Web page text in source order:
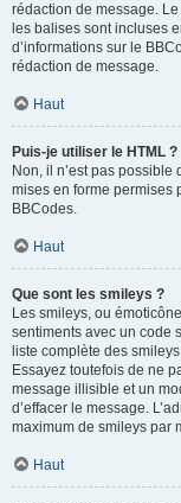
rédaction de message.
les balises sont incluses
d’informations sur le
rédaction de message.
Haut
Puis-je utiliser le HTML ?
Non, il n’est pas
mises en forme permises
BBCodes.
Haut
Que sont les smileys ?
Les smileys, ou
sentiments avec un code
liste complète des
Essayez toutefois de ne
message illisible et un
d’effacer le message.
maximum de smileys par
Haut